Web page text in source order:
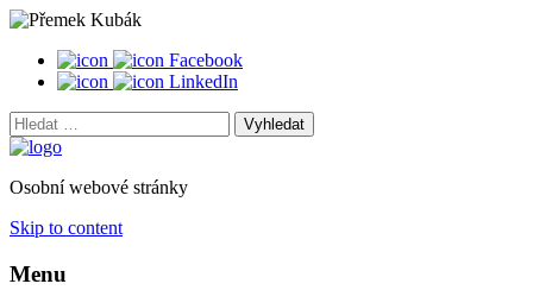
Facebook
LinkedIn
Vyhledat:
Osobní webové stránky
Skip to content
Menu